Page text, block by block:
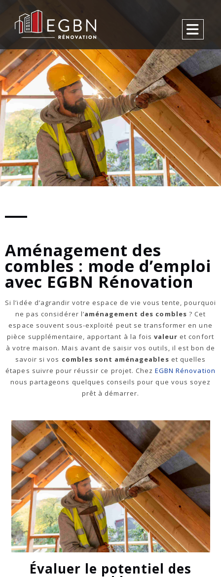
Aménagement des
combles : mode d’emploi
avec EGBN Rénovation
Si l’idée d’agrandir votre espace de vie vous tente, pourquoi
ne pas considérer l’aménagement des combles ? Cet
espace souvent sous-exploité peut se transformer en une
pièce supplémentaire, apportant à la fois valeur et confort
à votre maison. Mais avant de saisir vos outils, il est bon de
savoir si vos combles sont aménageables et quelles
étapes suivre pour réussir ce projet. ChezEGBN Rénovation
nous partageons quelques conseils pour que vous soyez
prêt à démarrer.
Évaluer le potentiel des